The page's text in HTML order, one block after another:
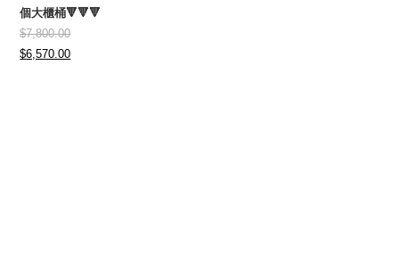
個大櫃桶🔻🔻🔻
$7,800.00
Original
$6,570.00Current